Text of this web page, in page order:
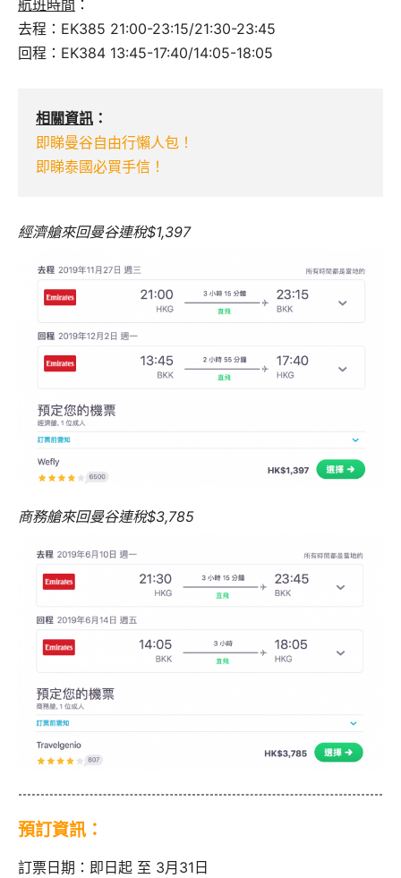
航班時間 ：
去程：EK385 21:00-23:15/21:30-23:45
回程：EK384 13:45-17:40/14:05-18:05
相關資訊 ：
即睇曼谷自由行懶人包！
即睇泰國必買手信！
經濟艙來回曼谷連稅$1,397
商務艙來回曼谷連稅$3,785
預訂資訊：
訂票日期：即日起 至 3月31日